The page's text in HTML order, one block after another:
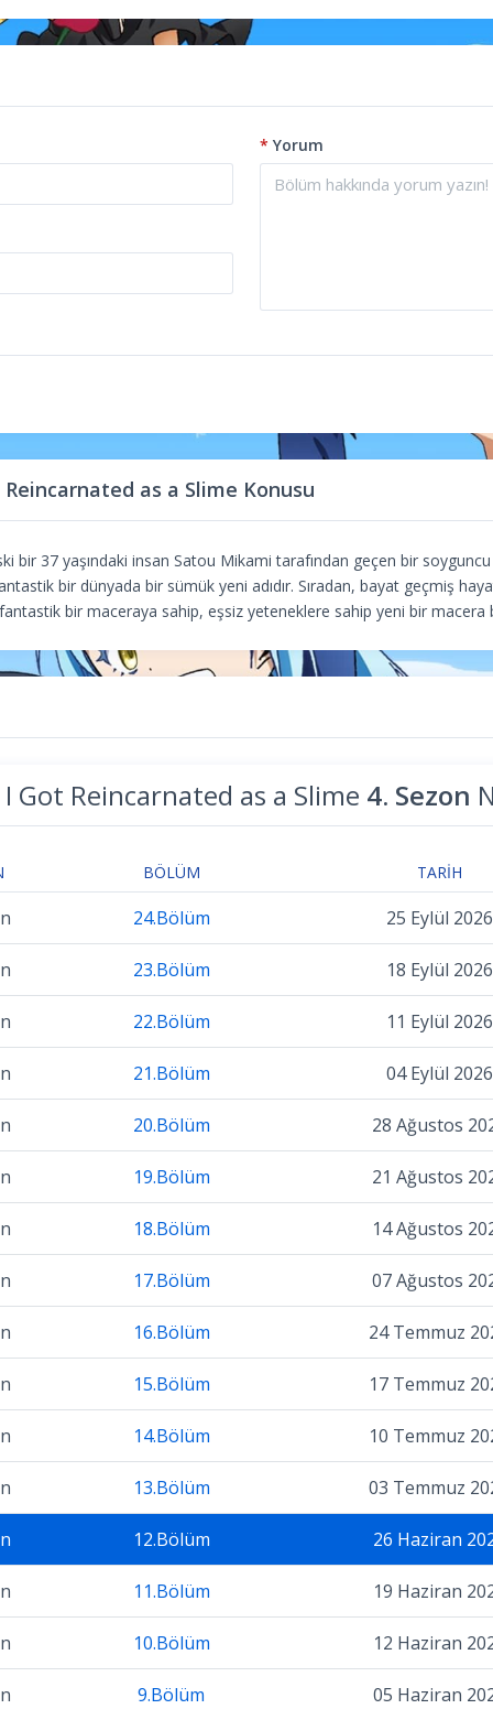
* Yorum
as a Slime Konusu
bir 37 yaşındaki insan Satou Mikami tarafından geçen bir
bir dünyada bir sümük yeni adıdır. Sıradan, bayat geçmiş
bir maceraya sahip, eşsiz yeteneklere sahip yeni bir macera
Got Reincarnated as a Slime 4. Sezon
BÖLÜM TARIH
24.Bölüm 25 Eylül 2026
23.Bölüm 18 Eylül 2026
22.Bölüm 11 Eylül 2026
21.Bölüm 04 Eylül 2026
20.Bölüm 28 Ağustos
19.Bölüm 21 Ağustos
18.Bölüm 14 Ağustos
17.Bölüm 07 Ağustos
16.Bölüm 24 Temmuz
15.Bölüm 17 Temmuz
14.Bölüm 10 Temmuz
13.Bölüm 03 Temmuz
12.Bölüm 26 Haziran
11.Bölüm 19 Haziran
10.Bölüm 12 Haziran
9.Bölüm 05 Haziran